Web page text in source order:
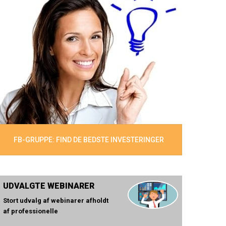
FB-GRUPPE: FIND DE BEDSTE INVESTERINGER
UDVALGTE WEBINARER
Stort udvalg af webinarer afholdt
af professionelle